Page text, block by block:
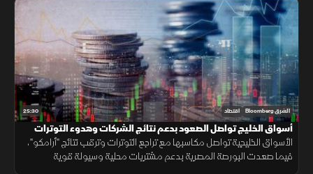
25:30 الشرق Bloomberg اقتصاد
أسواق الخليج تواصل الصعود بدعم نتائج الشركات وهدوء التوترات
الأسواق الخليجية تواصل مكاسبها مع تراجع التوترات وترقب نتائج "أرامكو"،
فيما صعدت البورصة المصرية بدعم مشتريات محلية وسيولة قوية